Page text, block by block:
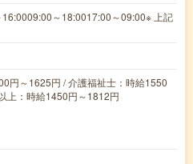
16:0009:00～18:0017:00～09:00※ 上記
円～1625円 / 介護福祉士：時給1550
上：時給1450円～1812円